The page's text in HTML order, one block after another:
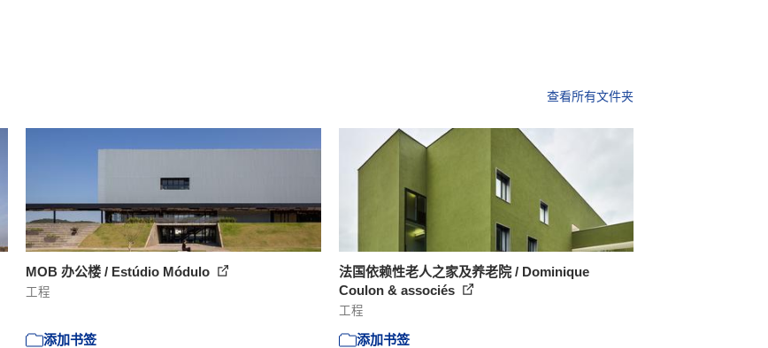
查看所有文件夹
MOB 办公楼 / Estúdio Módulo
工程
添加书签
法国依赖性老人之家及养老院 / Dominique
Coulon & associés
工程
添加书签